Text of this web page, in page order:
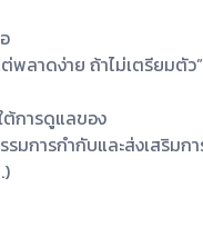
พลาดง่าย ถ้าไม่เตรียมตัว”
การดูแลของ
มการกำกับและส่งเสริมก